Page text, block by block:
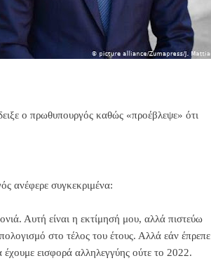
ο πρωθυπουργός καθώς «προέβλεψε» ότι
ανέφερε συγκεκριμένα:
Αυτή είναι η εκτίμησή μου, αλλά πιστεύω
στο τέλος του έτους. Αλλά εάν έπρεπε
εισφορά αλληλεγγύης ούτε το 2022.